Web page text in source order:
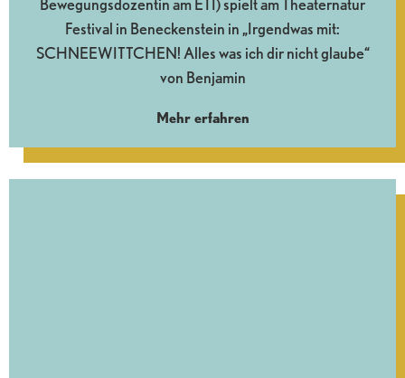
Festival in Beneckenstein in „Irgendwas mit:
SCHNEEWITTCHEN! Alles was ich dir nicht glaube“
von Benjamin
Mehr erfahren